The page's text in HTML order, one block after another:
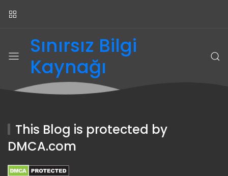
Sınırsız Bilgi
Kaynağı
This Blog is protected by
DMCA.com